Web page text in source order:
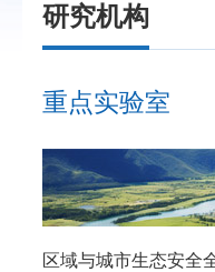
研究机构
重点实验室
区域与城市生态安全